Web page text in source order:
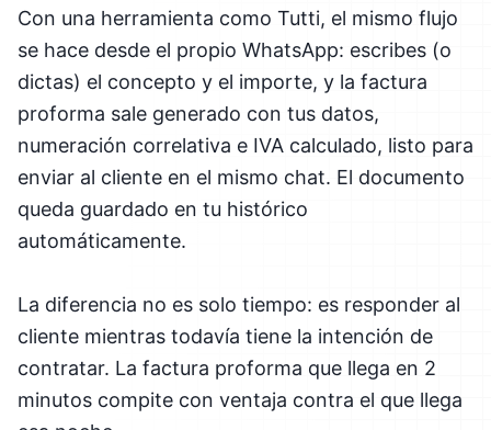
Con una herramienta como Tutti, el mismo flujo
se hace desde el propio WhatsApp: escribes (o
dictas) el concepto y el importe, y la factura
proforma sale generado con tus datos,
numeración correlativa e IVA calculado, listo para
enviar al cliente en el mismo chat. El documento
queda guardado en tu histórico
automáticamente.
La diferencia no es solo tiempo: es responder al
cliente mientras todavía tiene la intención de
contratar. La factura proforma que llega en 2
minutos compite con ventaja contra el que llega